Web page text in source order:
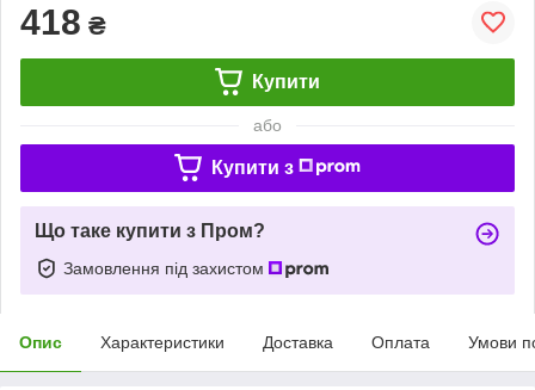
418 ₴
Купити
або
Купити з
Що таке купити з Пром?
Замовлення під захистом
Опис Характеристики Доставка Оплата Умови